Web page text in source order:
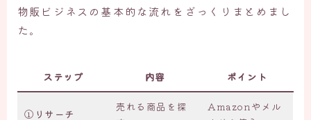
物販ビジネスの基本的な流れをざっくりまとめまし
た。
ステップ 内容 ポイント
①リサーチ
売れる商品を探
Amazonやメル